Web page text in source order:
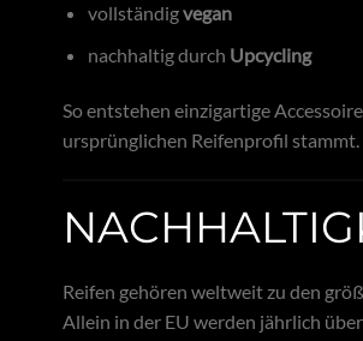
vollständigvegan
nachhaltig durch Upcycling
So entstehen einzigartige
ursprünglichen Reifenprofil stammt.
Reifen gehören weltweit zu den
Allein in der EU werden jährlich über